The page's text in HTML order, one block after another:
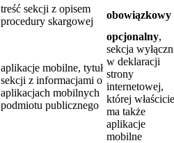
treść sekcji z opisem
procedury skargowej
obowiązkowy
aplikacje mobilne, tytuł
sekcji z informacjami o
aplikacjach mobilnych
podmiotu publicznego
opcjonalny,
sekcja
w deklaracji
strony
internetowej,
której
ma także
aplikacje
mobilne